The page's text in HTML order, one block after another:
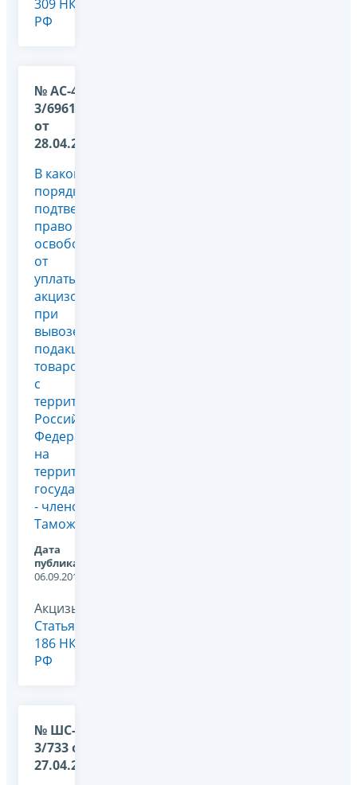
309 НК
РФ
№ АС-4-
3/6961@
от
28.04.2011
В каком
порядке
подтверждается
право на
освобождение
от
уплаты
акцизов
при
вывозе
подакцизных
товаров
с
территории
Российской
Федерации
на
территорию
государств
- членов
Таможенног...
Дата
публикации:
06.09.2011
Акцизы,
Статья
186 НК
РФ
№ ШС-37-
3/733 от
27.04.2011